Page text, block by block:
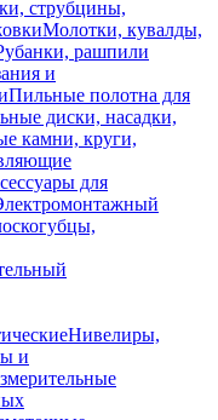
струбцины,
Молотки, кувалды,
рашпили
и
Пильные полотна для
диски, насадки,
камни, круги,
для
Нивелиры,
и